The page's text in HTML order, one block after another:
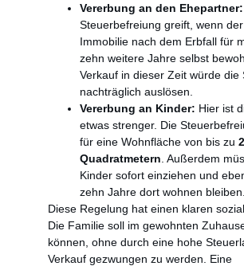
Vererbung an den Ehepartner:
Steuerbefreiung greift, wenn
Immobilie nach dem Erbfall für
zehn weitere Jahre selbst
Verkauf in dieser Zeit würde die
nachträglich auslösen.
Vererbung an Kinder: Hier ist
etwas strenger. Die
für eine Wohnfläche von bis zu
Quadratmetern . Außerdem
Kinder sofort einziehen und
zehn Jahre dort wohnen bleiben.
Diese Regelung hat einen klaren
Die Familie soll im gewohnten
können, ohne durch eine hohe
Verkauf gezwungen zu werden. Eine